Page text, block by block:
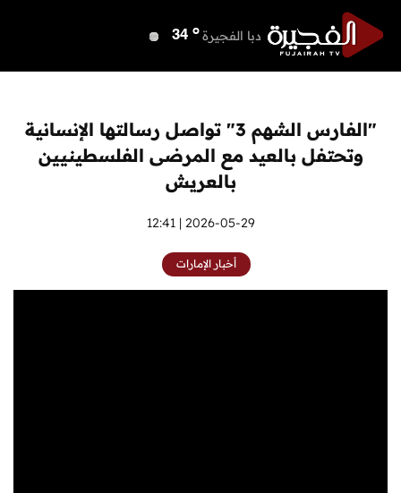
دبا الفجيرة 34 o
أم القيوين 40 o
راس الخيمة 39 o
الفجيرة 32 o
"الفارس الشهم 3" تواصل رسالتها الإنسانية
وتحتفل بالعيد مع المرضى الفلسطينيين
بالعريش
2026-05-29 | 12:41
أخبار الإمارات